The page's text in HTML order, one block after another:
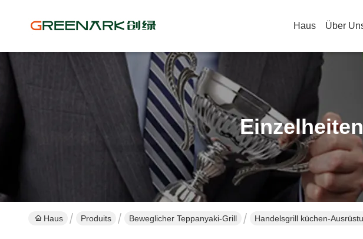
Haus Über
Haus Produits Beweglicher Teppanyaki-Grill Handelsgrill küchen-